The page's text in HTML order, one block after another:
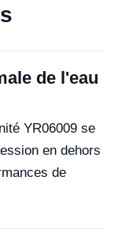
de l'eau
YR06009 se
en dehors
de